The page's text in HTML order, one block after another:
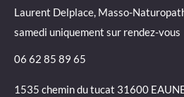
Laurent Delplace, Masso-
samedi uniquement sur rendez-vous
06 62 85 89 65
1535 chemin du tucat 31600